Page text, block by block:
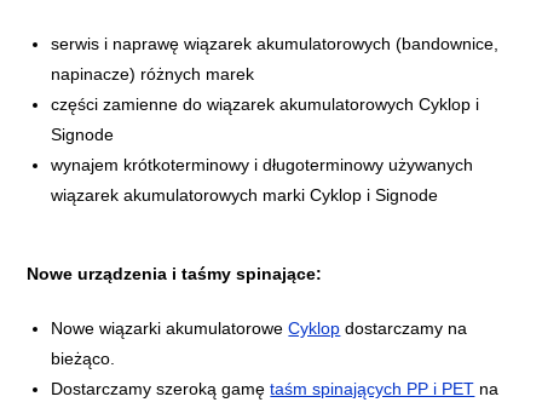
serwis i naprawę wiązarek akumulatorowych (bandownice,
napinacze) różnych marek
części zamienne do wiązarek akumulatorowych Cyklop i
Signode
wynajem krótkoterminowy i długoterminowy używanych
wiązarek akumulatorowych marki Cyklop i Signode
Nowe urządzenia i taśmy spinające:
Nowe wiązarki akumulatoroweCyklop dostarczamy na
bieżąco.
Dostarczamy szeroką gamętaśm spinających PP i PET na